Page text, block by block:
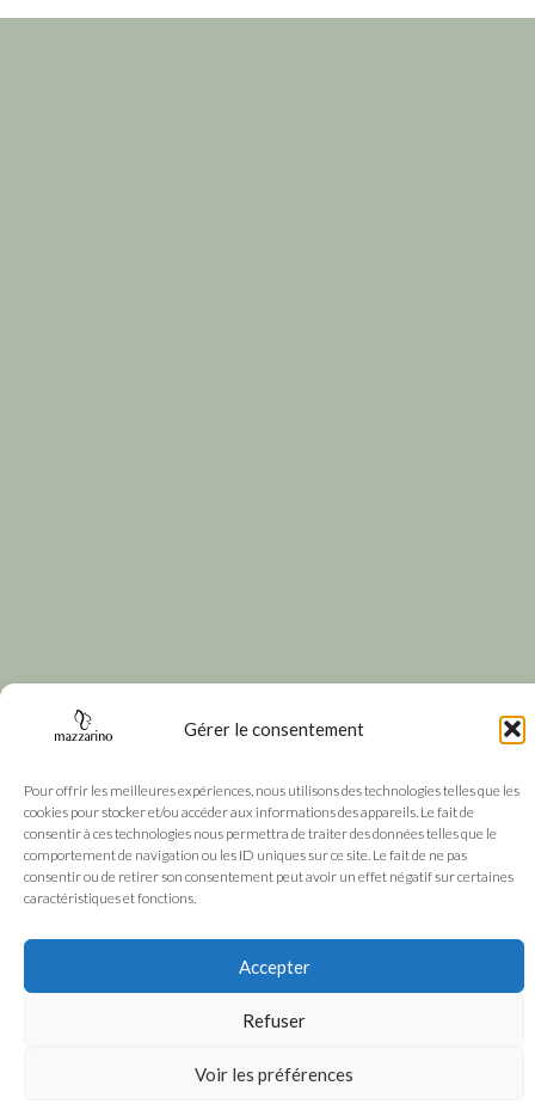
Gérer le consentement
Pour offrir les meilleures expériences, nous utilisons des technologies telles que les
cookies pour stocker et/ou accéder aux informations des appareils. Le fait de
consentir à ces technologies nous permettra de traiter des données telles que le
comportement de navigation ou les ID uniques sur ce site. Le fait de ne pas
consentir ou de retirer son consentement peut avoir un effet négatif sur certaines
caractéristiques et fonctions.
Accepter
Refuser
Voir les préférences